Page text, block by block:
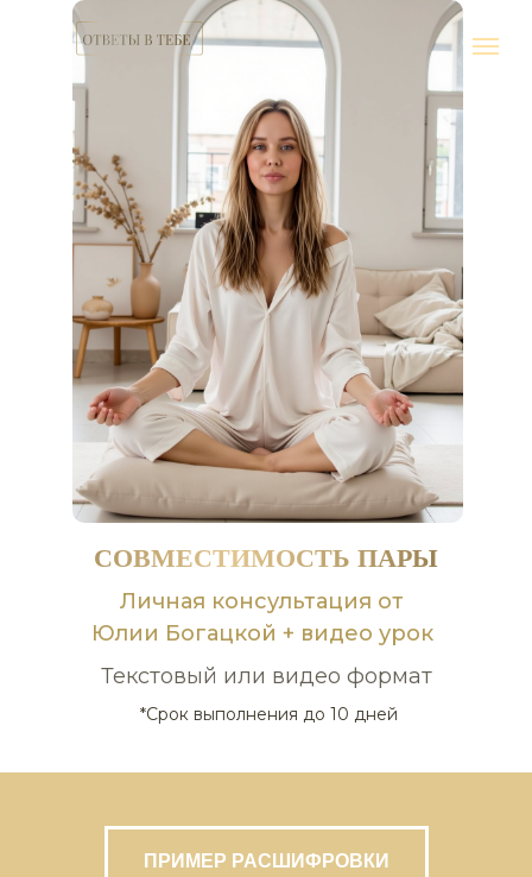
Текстовый или видео формат
Личная консультация от
Юлии Богацкой + видео урок
СОВМЕСТИМОСТЬ ПАРЫ
*Срок выполнения до 10 дней
ПРИМЕР РАСШИФРОВКИ